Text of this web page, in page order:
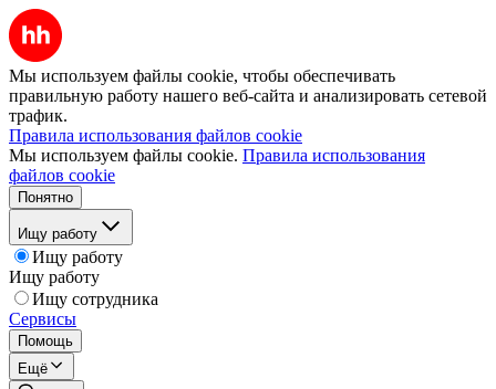
Мы используем файлы cookie, чтобы обеспечивать
правильную работу нашего веб-сайта и анализировать сетевой
трафик.
Правила использования файлов cookie
Мы используем файлы cookie. Правила использования
файлов cookie
Понятно
Ищу работу
Ищу работу
Ищу работу
Ищу сотрудника
Сервисы
Помощь
Ещё